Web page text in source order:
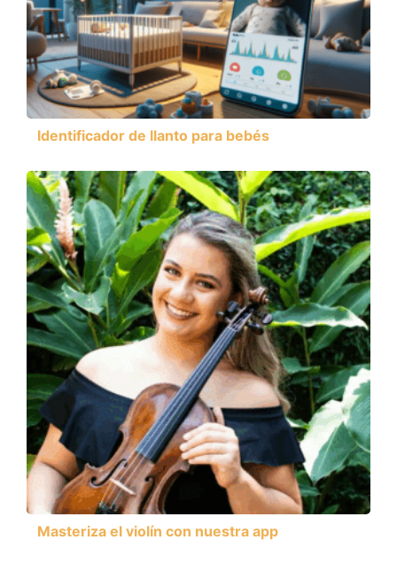
Identificador de llanto para bebés
Masteriza el violín con nuestra app